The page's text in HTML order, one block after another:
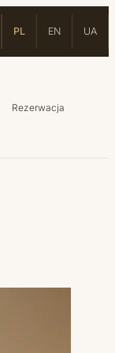
PL EN UA
Rezerwacja